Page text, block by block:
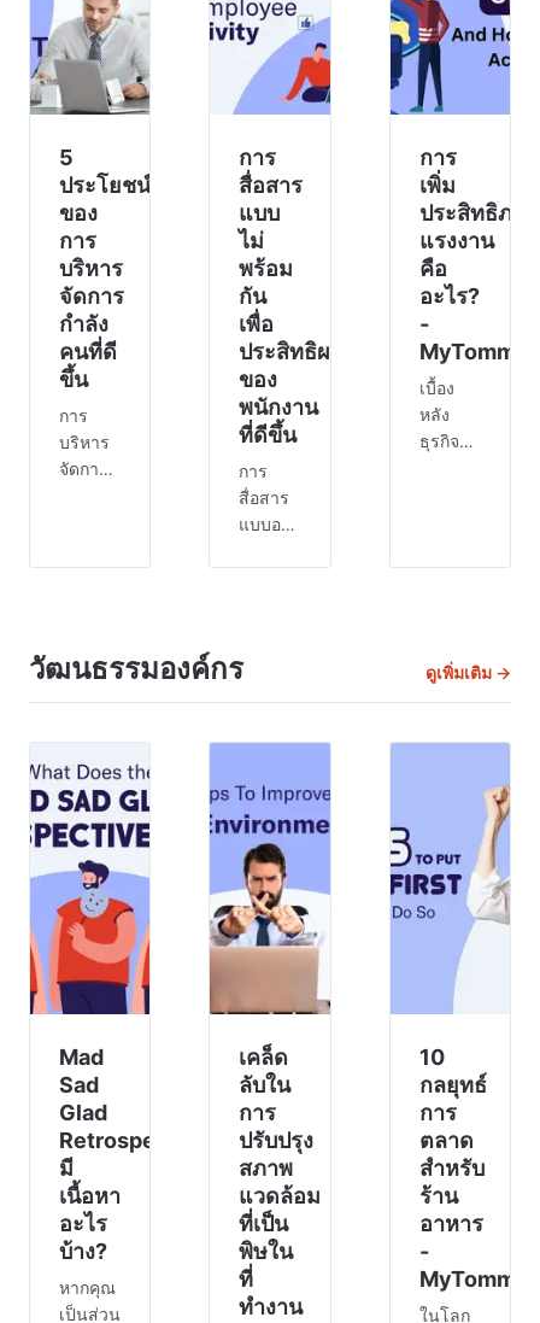
และ
เพื่อน
ร่วมงาน
ของคุณ
ร่วมและ
มุ่งมั่น
กับ
จูงใจ ผล
งาน
ความ
คิด
และ
ความมุ่ง
มั่นใน
การท
งานจะ
ทำงาน
ได้ดีขึ้น
มีความ
ขึ้น และ
มีประ
สิทธิผล
มากขึ้
5
ประโยชน์
ของ
การ
บริหาร
จัดการ
กำลัง
คนที่ดี
ขึ้น
การ
บริหาร
จัดการ
หรือ
เพิ่ม
ทำงาน
ของ
พนักงาน
กล่าวอีก
นัยหนึ่ง
โซลูชัน
การ
บริหาร
จัดการ
กำลังคน
ประกอบ
การ
สื่อสาร
แบบ
ไม่
พร้อม
กัน
เพื่อ
ประสิทธิผล
ของ
พนักงาน
ที่ดีขึ้น
การ
สื่อสาร
แบบอะ
สื่อสาร
แบบอะ
ซิงโค
อย่างไร
การนำ
แนวทาง
การ
สื่อสาร
แบบอะ
ซิงโค
สมดุล
ให้กับ
การ
สื่อสาร
ทุก
ประเภท
ทั้งแ
การ
เพิ่ม
ประสิทธิภาพ
แรงงาน
คือ
อะไร?
-
เบื้อง
หลัง
ธุรกิจที่
งานที่มี
และมี
ส่วน
ทาง
ธุรกิจที่
เปลี่ยนแปลง
เวลานั้น
ต้องอ
วัฒนธรรมองค์กร ดูเพิ่มเติม →
Mad
Sad
Glad
Retrospective
มี
เนื้อหา
อะไร
บ้าง?
หากคุณ
เป็นส่วน
เคล็ด
ลับใน
การ
ปรับปรุง
สภาพ
แวดล้อม
ที่เป็น
พิษใน
ที่
ทำงาน
10
กลยุทธ์
การ
ตลาด
สำหรับ
ร้าน
อาหาร
-
ในโลก